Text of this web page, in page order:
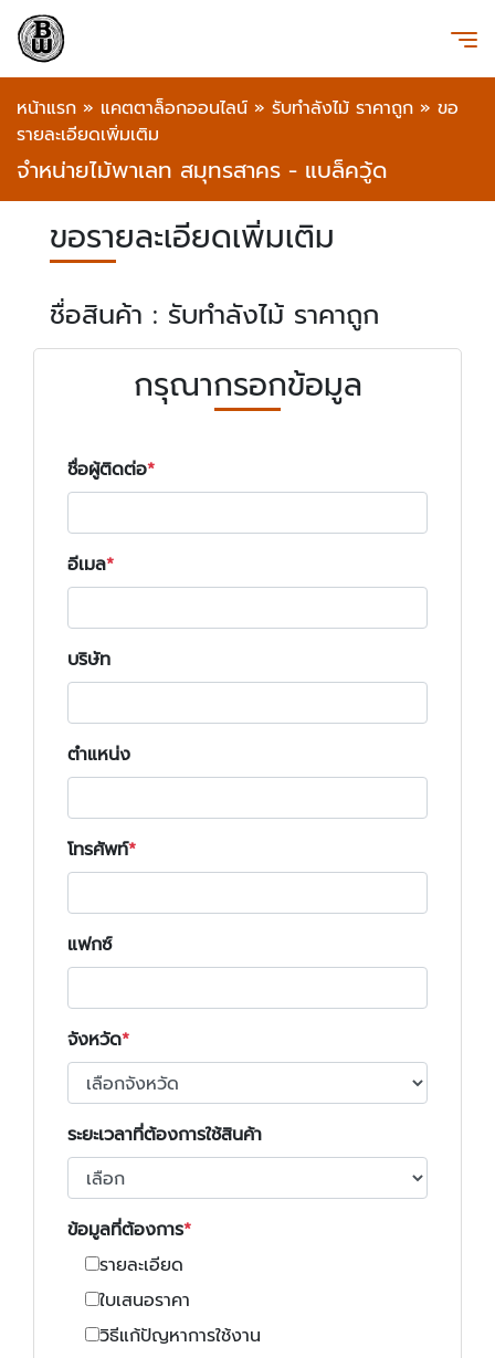
หน้าแรก » แคตตาล็อกออนไลน์ » รับทำลังไม้ ราคาถูก » ขอ
รายละเอียดเพิ่มเติม
จำหน่ายไม้พาเลท สมุทรสาคร - แบล็ควู้ด
ขอรายละเอียดเพิ่มเติม
ชื่อสินค้า : รับทำลังไม้ ราคาถูก
กรุณากรอกข้อมูล
ชื่อผู้ติดต่อ
อีเมล
บริษัท
ตำแหน่ง
โทรศัพท์
แฟกซ์
จังหวัด
ระยะเวลาที่ต้องการใช้สินค้า
ข้อมูลที่ต้องการ
รายละเอียด
ใบเสนอราคา
วิธีแก้ปัญหาการใช้งาน